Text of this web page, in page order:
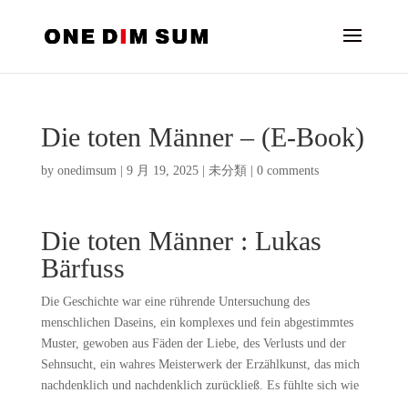
Die toten Männer – (E-Book)
by onedimsum| 9 月 19, 2025| 未分類 0 comments
Die toten Männer : Lukas
Bärfuss
Die Geschichte war eine rührende Untersuchung des
menschlichen Daseins, ein komplexes und fein abgestimmtes
Muster, gewoben aus Fäden der Liebe, des Verlusts und der
Sehnsucht, ein wahres Meisterwerk der Erzählkunst, das mich
nachdenklich und nachdenklich zurückließ. Es fühlte sich wie